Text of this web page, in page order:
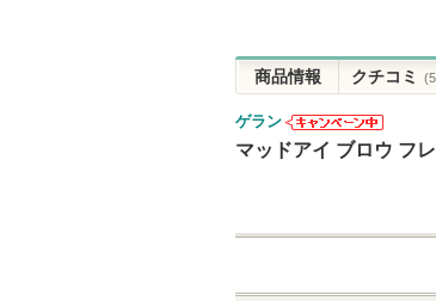
商品情報 クチコミ
ゲラン
ゲランからの
マッドアイ ブロウ フ